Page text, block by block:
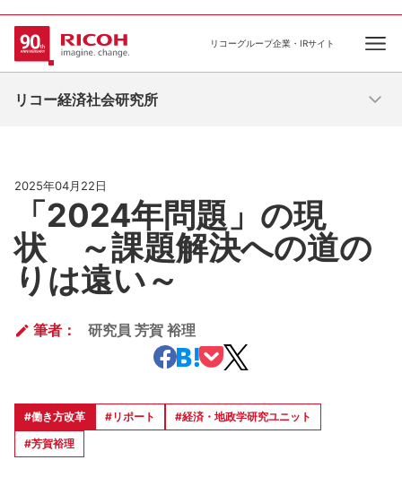
リコーグループ企業・IRサイト
リコー経済社会研究所
「2024年問題」の現
状 ～課題解決への道の
りは遠い～
2025年04月22日
筆者： 研究員 芳賀 裕理
#働き方改革 #リポート
#経済・地政学研究ユニット
#芳賀裕理